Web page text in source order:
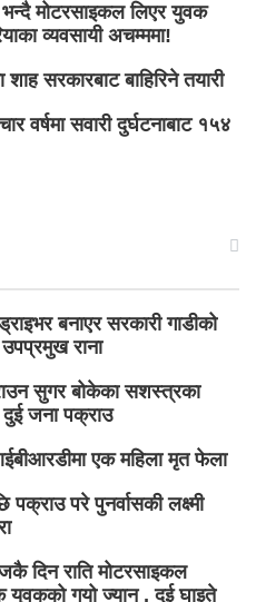
मोटरसाइकल लिएर युवक
व्यवसायी अचम्ममा!
शाह सरकारबाट बाहिरिने तयारी
वर्षमा सवारी दुर्घटनाबाट १५४
बनाएर सरकारी गाडीको
राना
सुगर बोकेका सशस्त्रका
जना पक्राउ
एक महिला मृत फेला
पक्राउ परे पुनर्वासकी लक्ष्मी
दिन राति मोटरसाइकल
युवकको गयो ज्यान , दुई घाइते